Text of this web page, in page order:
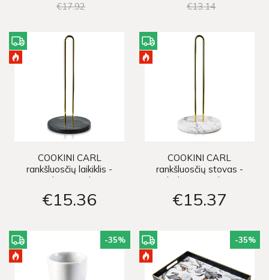
€1792 €1314
COOKINI CARL
rankšluosčių laikiklis -
juodas su auksu
€15 36
COOKINI CARL
rankšluosčių stovas -
baltas su auksu
€15 37
-35% -35%